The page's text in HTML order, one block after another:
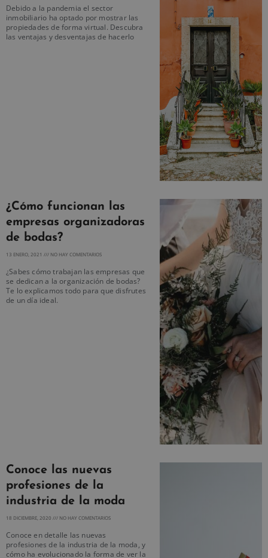
Debido a la pandemia el sector
inmobiliario ha optado por mostrar las
propiedades de forma virtual. Descubra
las ventajas y desventajas de hacerlo
¿Cómo funcionan las
empresas organizadoras
de bodas?
13 ENERO, 2021 NO HAY COMENTARIOS
¿Sabes cómo trabajan las empresas que
se dedican a la organización de bodas?
Te lo explicamos todo para que disfrutes
de un día ideal.
Conoce las nuevas
profesiones de la
industria de la moda
18 DICIEMBRE, 2020 NO HAY COMENTARIOS
Conoce en detalle las nuevas
profesiones de la industria de la moda, y
cómo ha evolucionado la forma de ver la